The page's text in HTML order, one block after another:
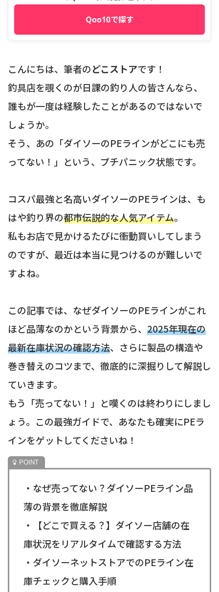
Qoo10で探す
こんにちは、筆者のどこストアです！
釣具店を覗くのが日課の釣り人の皆さんなら、
誰もが一度は経験したことがあるのではないで
しょうか。
そう、あの「ダイソーのPEラインがどこにも売
ってない！」という、プチパニック状態です。
コスパ最強と名高いダイソーのPEラインは、も
はや釣り界の都市伝説的な人気アイテム。
私もお店で見かけるたびに衝動買いしてしまう
のですが、最近は本当に見つけるのが難しいで
すよね。
この記事では、なぜダイソーのPEラインがこれ
ほど品薄なのかという背景から、 2025年現在の
最新在庫状況の確認方法、さらに製品の構造や
巻き替えのコツまで、徹底的に深掘りして解説し
ていきます。
もう「売ってない！」と嘆くのは終わりにしまし
ょう。この最強ガイドで、あなたも確実にPEラ
インをゲットしてくださいね！
・なぜ売ってない？ダイソーPEライン品
薄の背景を徹底解説
・【どこで買える？】ダイソー店舗の在
庫状況をリアルタイムで確認する方法
・ダイソーネットストアでのPEライン在
庫チェックと購入手順